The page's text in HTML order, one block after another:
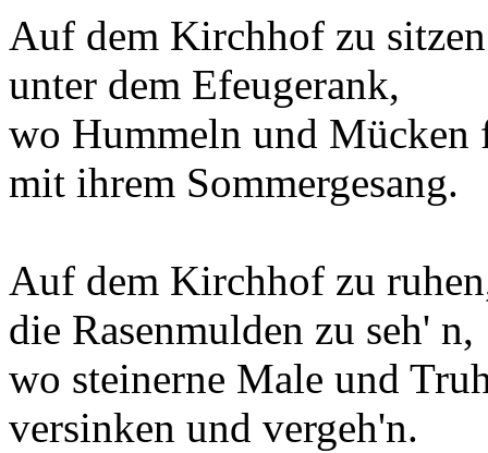
Auf dem Kirchhof zu sitzen
unter dem Efeugerank,
wo Hummeln und Mücken
mit ihrem Sommergesang.
Auf dem Kirchhof zu
die Rasenmulden zu seh' n,
wo steinerne Male und
versinken und vergeh'n.